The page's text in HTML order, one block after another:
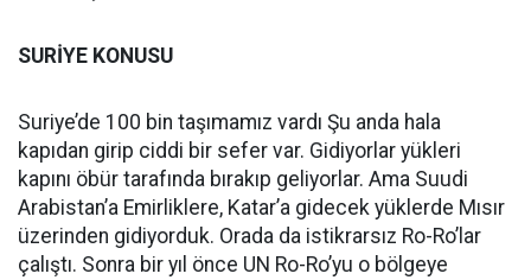
SURİYE KONUSU
Suriye’de 100 bin taşımamız vardı Şu anda hala
kapıdan girip ciddi bir sefer var. Gidiyorlar yükleri
kapını öbür tarafında bırakıp geliyorlar. Ama Suudi
Arabistan’a Emirliklere, Katar’a gidecek yüklerde Mısır
üzerinden gidiyorduk. Orada da istikrarsız Ro-Ro’lar
çalıştı. Sonra bir yıl önce UN Ro-Ro’yu o bölgeye